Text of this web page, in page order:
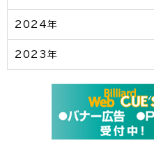
2024年
2023年